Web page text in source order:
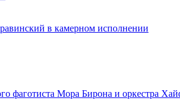
в камерном исполнении
фаготиста Мора Бирона и оркестра